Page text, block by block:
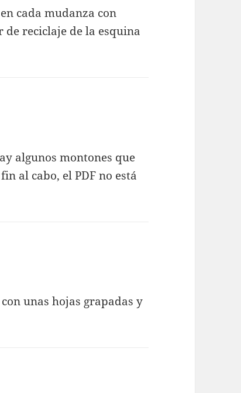
cada mudanza con
reciclaje de la esquina
algunos montones que
al cabo, el PDF no está
unas hojas grapadas y